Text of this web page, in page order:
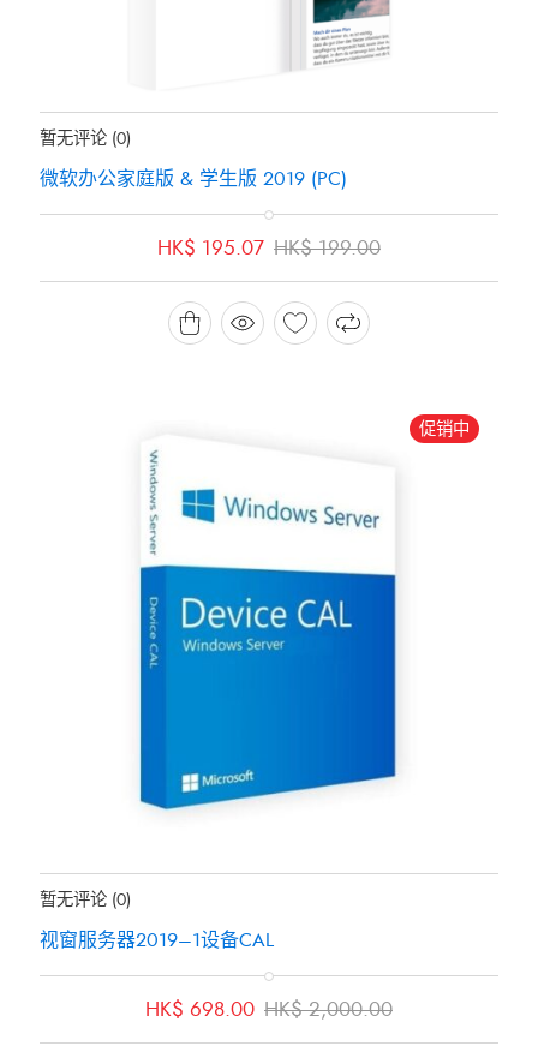
地位：有存货
暂无评论 (0)
微软办公家庭版 & 学生版 2019 (PC)
HK$199.00
HK$ 199.00。
HK$ 195.07
促销中
地位：有存货
暂无评论 (0)
视窗服务器2019–1设备CAL
HK$2,000.00
HK$ 698.00